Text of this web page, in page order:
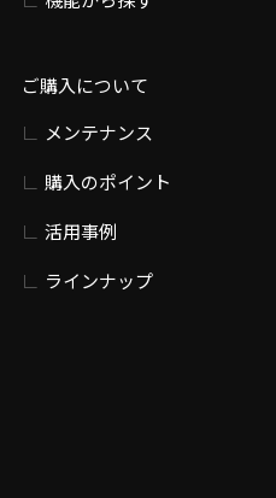
ご購入について
メンテナンス
購入のポイント
活用事例
ラインナップ